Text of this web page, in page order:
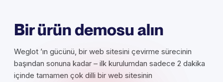
Bir ürün demosu alın
Weglot ’ın gücünü, bir web sitesini çevirme sürecinin
başından sonuna kadar – ilk kurulumdan sadece 2 dakika
içinde tamamen çok dilli bir web sitesinin